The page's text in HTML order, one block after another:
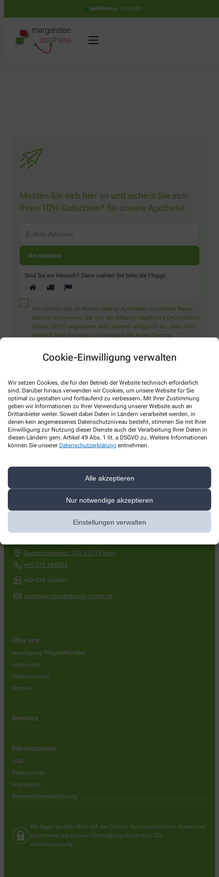
Cookie-Einwilligung verwalten
Wir setzen Cookies, die für den Betrieb der Website technisch erforderlich
sind. Darüber hinaus verwenden wir Cookies, um unsere Website für Sie
optimal zu gestalten und fortlaufend zu verbessern. Mit Ihrer Zustimmung
geben wir Informationen zu Ihrer Verwendung unserer Website auch an
Drittanbieter weiter. Soweit dabei Daten in Ländern verarbeitet werden, in
denen kein angemessenes Datenschutzniveau besteht, stimmen Sie mit Ihrer
Einwilligung zur Nutzung dieser Dienste auch der Verarbeitung Ihrer Daten in
diesen Ländern gem. Artikel 49 Abs. 1 lit. a DSGVO zu. Weitere Informationen
können Sie unserer Datenschutzerklärung entnehmen.
Alle akzeptieren
Nur notwendige akzeptieren
Einstellungen verwalten
Geöffnetbis 18:30 Uhr
Melden Sie sich hier an und sichern Sie sich
Ihren 10% Gutschein* für unsere Apotheke
Sind Sie ein Mensch? Dann wählen Sie bitte die Flagge
Ich möchte den im Namen meiner Apotheke versandten News-
Service abonnieren, der von der Alliance Healthcare Deutschland
GmbH (AHD) angeboten wird. Hiermit willige ich ein, dass AHD
meine E-Mail-Adresse zum Versand des News-Service
Newsletters den Dienstleister Emarsys ein. Die Einwilligung
kann jederzeit für die Zukunft widerrufen werden (z.B. über den
Kontaktmöglichkeiten dafür und weitere Angaben zur
Datenverarbeitung finden sich in derDatenschutzerklärung
* Coupon-Bedingungen: Einmalig einlösbar bis zum
31.12.2026. Mindestbestellwert: 50,00 €. Gültig auf das
gesamte Sortiment, ausgeschlossen rezeptpflichtige Produkte.
Kontakt
margareten apotheke
Deutschherrenstr. 189, 53179 Bonn
+49-228 344004
+49-228 348482
apotheke-margareten@t-online.de
Über uns
Versorgung Pflegehilfsmittel
Leistungen
Lieferoptionen
Kontakt
Services
Informationen
AGB
Datenschutz
Impressum
Barrierefreiheitserklärung
Wir legen großen Wert auf den Schutz Ihrer persönlichen Daten und
garantieren die sichere Übertragung durch eine SSL-
Verschlüsselung.